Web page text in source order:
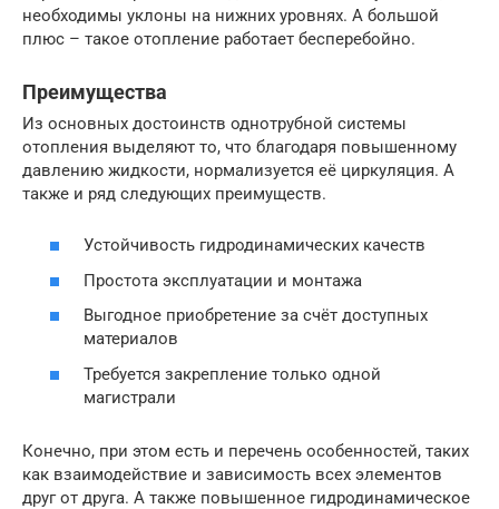
необходимы уклоны на нижних уровнях. А большой
плюс – такое отопление работает бесперебойно.
Преимущества
Из основных достоинств однотрубной системы
отопления выделяют то, что благодаря повышенному
давлению жидкости, нормализуется её циркуляция. А
также и ряд следующих преимуществ.
Устойчивость гидродинамических качеств
Простота эксплуатации и монтажа
Выгодное приобретение за счёт доступных
материалов
Требуется закрепление только одной
магистрали
Конечно, при этом есть и перечень особенностей, таких
как взаимодействие и зависимость всех элементов
друг от друга. А также повышенное гидродинамическое